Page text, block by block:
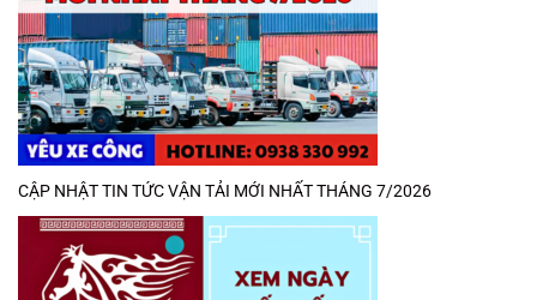
CẬP NHẬT TIN TỨC VẬN TẢI MỚI NHẤT THÁNG 7/2026